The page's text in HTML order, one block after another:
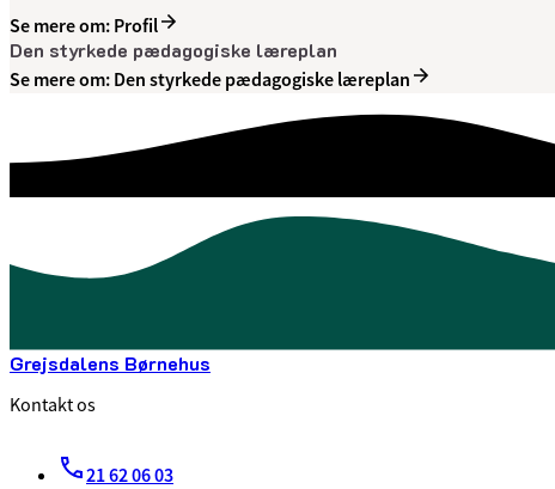
Se mere om: Profil
Den styrkede pædagogiske læreplan
Se mere om: Den styrkede pædagogiske læreplan
Grejsdalens Børnehus
Kontakt os
21 62 06 03